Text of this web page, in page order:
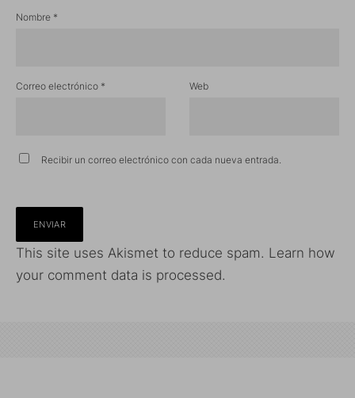
Nombre *
Correo electrónico * Web
Recibir un correo electrónico con cada nueva entrada.
This site uses Akismet to reduce spam. Learn how
your comment data is processed.